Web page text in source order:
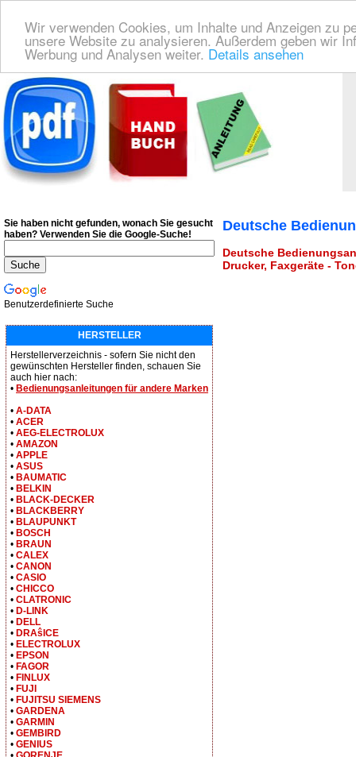
Wir verwenden Cookies, um Inhalte und Anzeigen zu
unsere Website zu analysieren. Außerdem geben wir
Werbung und Analysen weiter. Details ansehen
Deutsche Bedienungsanleitung Downloaden | Wir finden für Sie das
Deutsche
Deutsche
Drucker, Faxgeräte -
Sie haben nicht gefunden, wonach Sie gesucht
haben? Verwenden Sie die Google-Suche!
Benutzerdefinierte Suche
HERSTELLER
Herstellerverzeichnis - sofern Sie nicht den
gewünschten Hersteller finden, schauen Sie
auch hier nach:
• Bedienungsanleitungen für andere Marken
• A-DATA
• ACER
• AEG-ELECTROLUX
• AMAZON
• APPLE
• ASUS
• BAUMATIC
• BELKIN
• BLACK-DECKER
• BLACKBERRY
• BLAUPUNKT
• BOSCH
• BRAUN
• CALEX
• CANON
• CASIO
• CHICCO
• CLATRONIC
• D-LINK
• DELL
• DRAŝICE
• ELECTROLUX
• EPSON
• FAGOR
• FINLUX
• FUJI
• FUJITSU SIEMENS
• GARDENA
• GARMIN
• GEMBIRD
• GENIUS